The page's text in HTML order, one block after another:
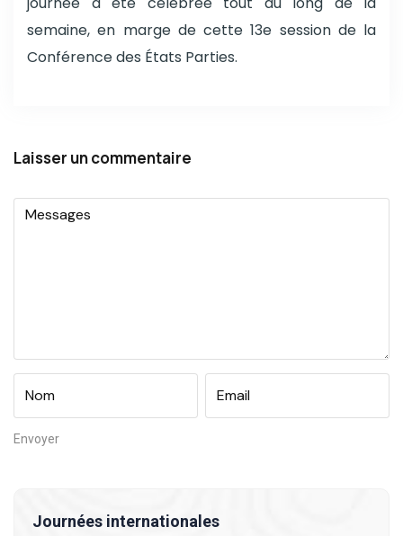
semaine, en marge de cette 13e session de la
Conférence des États Parties.
Laisser un commentaire
Journées internationales